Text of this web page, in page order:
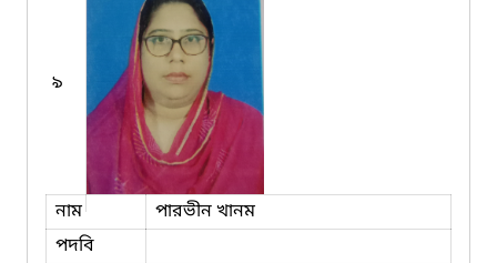
৯
নাম
পারভীন খানম
পদবি